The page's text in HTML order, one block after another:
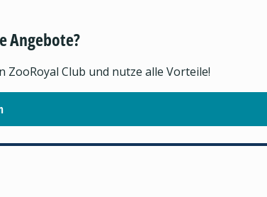
Angebote?
Club und nutze alle Vorteile!